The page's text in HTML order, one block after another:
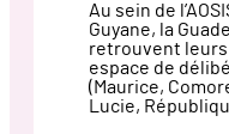
Au sein de
Guyane, la
retrouvent leurs
espace de
(Maurice,
Lucie,